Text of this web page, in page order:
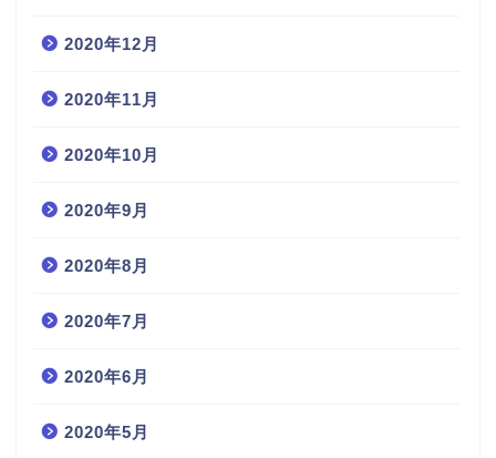
2020年12月
2020年11月
2020年10月
2020年9月
2020年8月
2020年7月
2020年6月
2020年5月